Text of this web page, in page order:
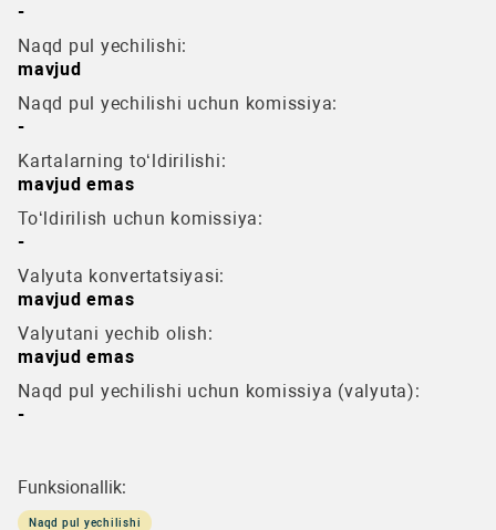
-
Naqd pul yechilishi:
mavjud
Naqd pul yechilishi uchun komissiya:
-
Kartalarning to‘ldirilishi:
mavjud emas
To‘ldirilish uchun komissiya:
-
Valyuta konvertatsiyasi:
mavjud emas
Valyutani yechib olish:
mavjud emas
Naqd pul yechilishi uchun komissiya (valyuta):
-
Funksionallik:
Naqd pul yechilishi